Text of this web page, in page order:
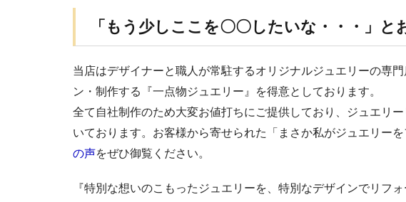
「もう少しここを〇〇したいな・・・」と
当店はデザイナーと職人が常駐するオリジナルジュエリーの専
ン・制作する『一点物ジュエリー』を得意としております。
全て自社制作のため大変お値打ちにご提供しており、ジュエリ
いております。お客様から寄せられた「まさか私がジュエリー
の声をぜひ御覧ください。
『特別な想いのこもったジュエリーを、特別なデザインでリフォ